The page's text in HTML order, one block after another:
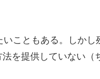
こともある。しかし
を提供していない（